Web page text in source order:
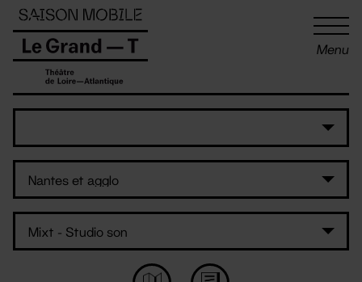
Menu
Panneau de gestion des cookies